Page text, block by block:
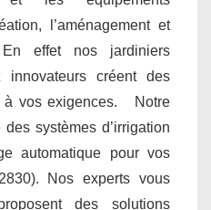
l’aménagement et
En effet nos jardiniers
innovateurs créent des
à vos exigences. Notre
systèmes d’irrigation
automatique pour vos
Nos experts vous
des solutions